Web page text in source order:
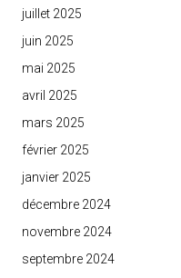
juillet 2025
juin 2025
mai 2025
avril 2025
mars 2025
février 2025
janvier 2025
décembre 2024
novembre 2024
septembre 2024